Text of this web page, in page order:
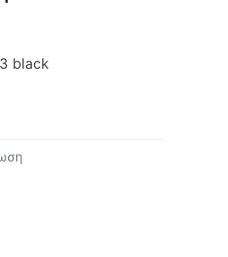
black